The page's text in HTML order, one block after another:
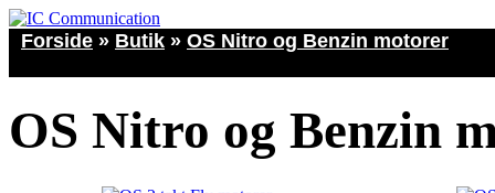
Forside » Butik » OS Nitro og Benzin motorer
OS Nitro og Benzin